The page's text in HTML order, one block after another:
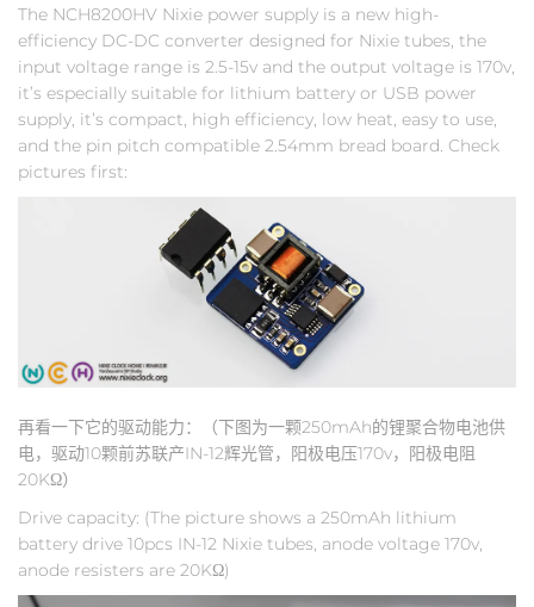
The NCH8200HV Nixie power supply is a new high-
efficiency DC-DC converter designed for Nixie tubes, the
input voltage range is 2.5-15v and the output voltage is 170v,
it’s especially suitable for lithium battery or USB power
supply, it’s compact, high efficiency, low heat, easy to use,
and the pin pitch compatible 2.54mm bread board. Check
pictures first:
再看一下它的驱动能力：（下图为一颗250mAh的锂聚合物电池供
电，驱动10颗前苏联产IN-12辉光管，阳极电压170v，阳极电阻
20KΩ）
Drive capacity: (The picture shows a 250mAh lithium
battery drive 10pcs IN-12 Nixie tubes, anode voltage 170v,
anode resisters are 20KΩ)